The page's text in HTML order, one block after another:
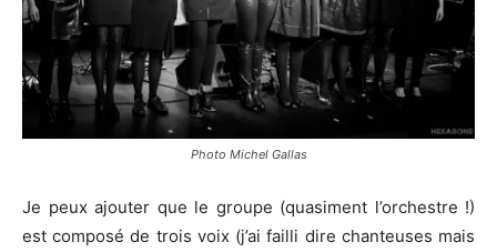
Photo Michel Gallas
Je peux ajouter que le groupe (quasiment l’orchestre !)
est composé de trois voix (j’ai failli dire chanteuses mais